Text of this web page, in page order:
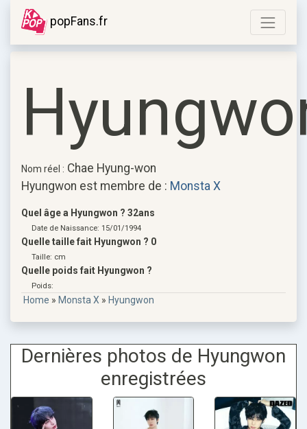
popFans.fr
Nom réel : Chae Hyung-won
Hyungwon est membre de : Monsta X
Quel âge a Hyungwon ? 32ans
Date de Naissance: 15/01/1994
Quelle taille fait Hyungwon ? 0
Taille: cm
Quelle poids fait Hyungwon ?
Poids:
Home » Monsta X » Hyungwon
Dernières photos de Hyungwon
enregistrées